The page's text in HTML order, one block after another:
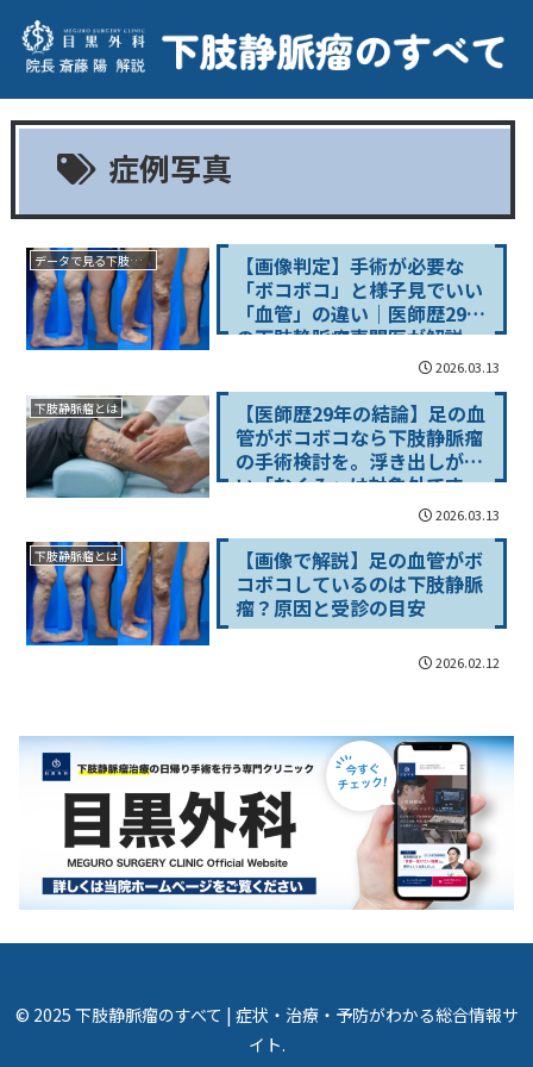
症例写真
データで見る下肢静脈瘤
【画像判定】手術が必要な
「ボコボコ」と様子見でいい
「血管」の違い｜医師歴29年
の下肢静脈瘤専門医が解説
2026.03.13
下肢静脈瘤とは
【医師歴29年の結論】足の血
管がボコボコなら下肢静脈瘤
の手術検討を。浮き出しがな
い「むくみ」は対象外です
2026.03.13
下肢静脈瘤とは
【画像で解説】足の血管がボ
コボコしているのは下肢静脈
瘤？原因と受診の目安
2026.02.12
© 2025 下肢静脈瘤のすべて | 症状・治療・予防がわかる総合情報サ
イト.